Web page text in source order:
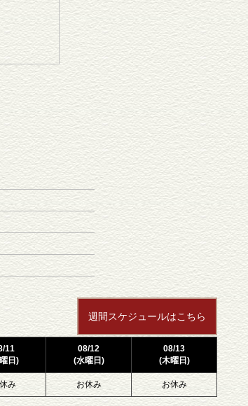
週間スケジュールはこちら
11
日)
08/12
(水曜日)
08/13
(木曜日)
み お休み お休み